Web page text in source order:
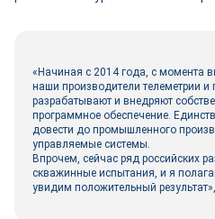
«Начиная с 2014 года, с момента
наши производители телеметрии и
разрабатывают и внедряют
программное обеспечение.
довести до промышленного
управляемые системы.
Впрочем, сейчас ряд российских
скважинные испытания, и я
увидим положительный